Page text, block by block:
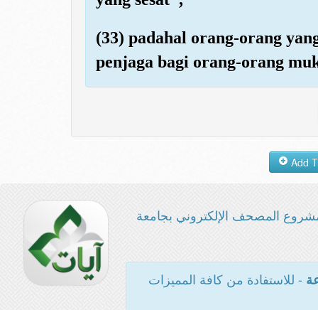
(33) padahal orang-orang
penjaga bagi orang-orang
المصحف الإلكتروني بجامعة
- للاستفادة من كافة المميزات